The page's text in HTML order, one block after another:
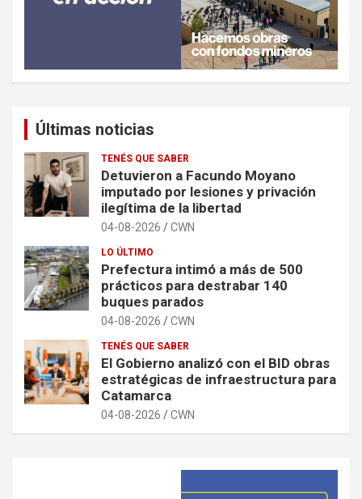
Últimas noticias
TENÉS QUE SABER
Detuvieron a Facundo Moyano
imputado por lesiones y privación
ilegítima de la libertad
04-08-2026 CWN
LO ÚLTIMO
Prefectura intimó a más de 500
prácticos para destrabar 140
buques parados
04-08-2026 CWN
TENÉS QUE SABER
El Gobierno analizó con el BID obras
estratégicas de infraestructura para
Catamarca
04-08-2026 CWN